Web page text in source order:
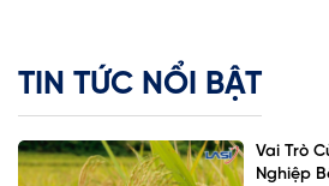
TIN TỨC NỔI BẬT
Vai Trò
Nghiệp